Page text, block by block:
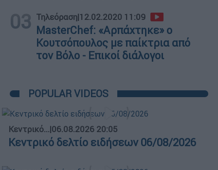
03 Τηλεόραση|12.02.2020 11:09
MasterChef: «Αρπάχτηκε» ο
Κουτσόπουλος με παίκτρια από
τον Βόλο - Επικοί διάλογοι
POPULAR VIDEOS
Κεντρικό...|06.08.2026 20:05
Κεντρικό δελτίο ειδήσεων 06/08/2026